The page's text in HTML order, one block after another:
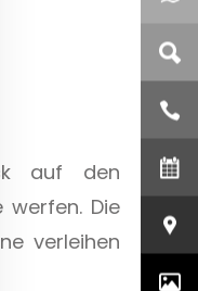
auf den
werfen. Die
verleihen